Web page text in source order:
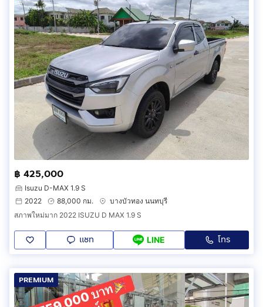
฿ 425,000
Isuzu D-MAX 1.9 S
2022
88,000 กม.
บางบัวทอง นนทบุรี
สภาพใหม่มาก 2022 ISUZU D MAX 1.9 S
แชท LINE โทร
PREMIUM